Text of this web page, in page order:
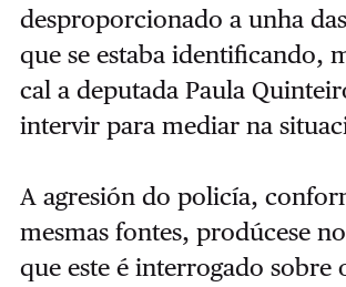
desproporcionado a unha
que se estaba identificando,
cal a deputada Paula
intervir para mediar na
A agresión do policía,
mesmas fontes, prodúcese
que este é interrogado sobre